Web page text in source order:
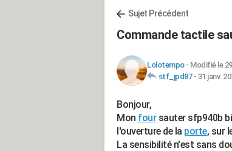
Sujet Précédent
Commande tactile
Lolotempo- Modifié le
stf_jpd87- 31 janv.
Bonjour,
Mon foursauter sfp940b
l'ouverture de la porte, sur
La sensibilité n'est sans